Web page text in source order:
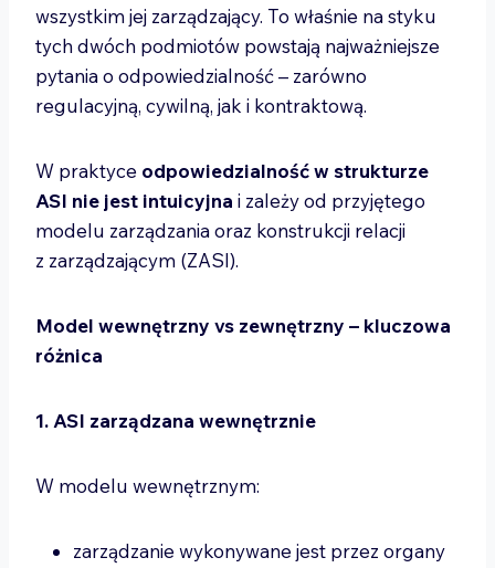
wszystkim jej zarządzający. To właśnie na styku
tych dwóch podmiotów powstają najważniejsze
pytania o odpowiedzialność – zarówno
regulacyjną, cywilną, jak i kontraktową.
W praktyce odpowiedzialność w strukturze
ASI nie jest intuicyjna i zależy od przyjętego
modelu zarządzania oraz konstrukcji relacji
z zarządzającym (ZASI).
Model wewnętrzny vs zewnętrzny – kluczowa
różnica
1. ASI zarządzana wewnętrznie
W modelu wewnętrznym:
zarządzanie wykonywane jest przez organy